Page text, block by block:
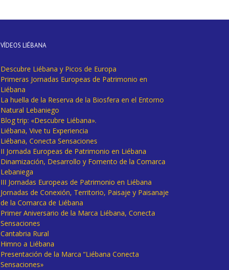
VÍDEOS LIÉBANA
Descubre Liébana y Picos de Europa
Primeras Jornadas Europeas de Patrimonio en
Liébana
La huella de la Reserva de la Biosfera en el Entorno
Natural Lebaniego
Blog trip: «Descubre Liébana».
Liébana, Vive tu Experiencia
Liébana, Conecta Sensaciones
II Jornada Europeas de Patrimonio en Liébana
Dinamización, Desarrollo y Fomento de la Comarca
Lebaniega
III Jornadas Europeas de Patrimonio en Liébana
Jornadas de Conexión, Territorio, Paisaje y Paisanaje
de la Comarca de Liébana
Primer Aniversario de la Marca Liébana, Conecta
Sensaciones
Cantabria Rural
Himno a Liébana
Presentación de la Marca “Liébana Conecta
Sensaciones»